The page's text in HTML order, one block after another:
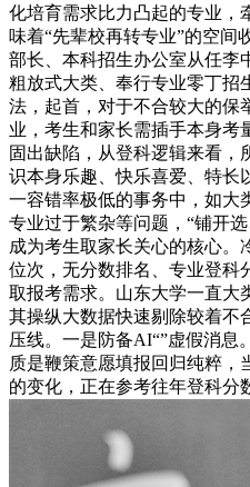
化培育需求比力凸起的专业，
味着“先辈校再转专业”的空间
部长、本科招生办公室从任李
粗放式大类、奉行专业零丁招
法，起首，对于不合较大的保
业，考生和家长需插手本身考
固出缺陷，从登科逻辑来看，
识本身乐趣、快乐喜爱、特长
一容错率极低的事务中，如大
专业过于繁杂等问题，“铺开
成为考生取家长关心的核心。
位次，无分数排名、专业登科
取报考需求。山东大学一直大
其操纵大数据快速剔除较着不
压线。一是防备AI“”虚假消息
质是鞭策意愿填报回归纯粹，
的变化，正在参考往年登科分